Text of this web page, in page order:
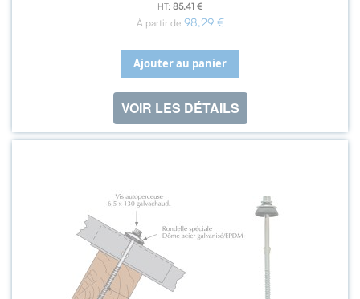
85,41 €
À partir de 98,29 €
Ajouter au panier
VOIR LES DÉTAILS